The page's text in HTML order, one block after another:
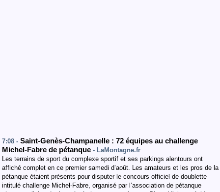
7:08 - Saint-Genès-Champanelle : 72 équipes au challenge
Michel-Fabre de pétanque - LaMontagne.fr
Les terrains de sport du complexe sportif et ses parkings alentours ont
affiché complet en ce premier samedi d’août. Les amateurs et les pros de la
pétanque étaient présents pour disputer le concours officiel de doublette
intitulé challenge Michel-Fabre, organisé par l’association de pétanque